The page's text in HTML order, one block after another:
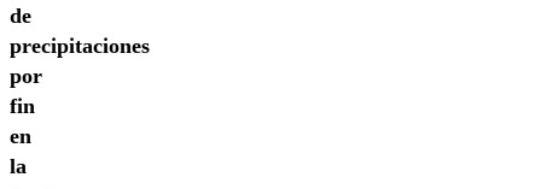
de
precipitaciones
por
fin
en
la